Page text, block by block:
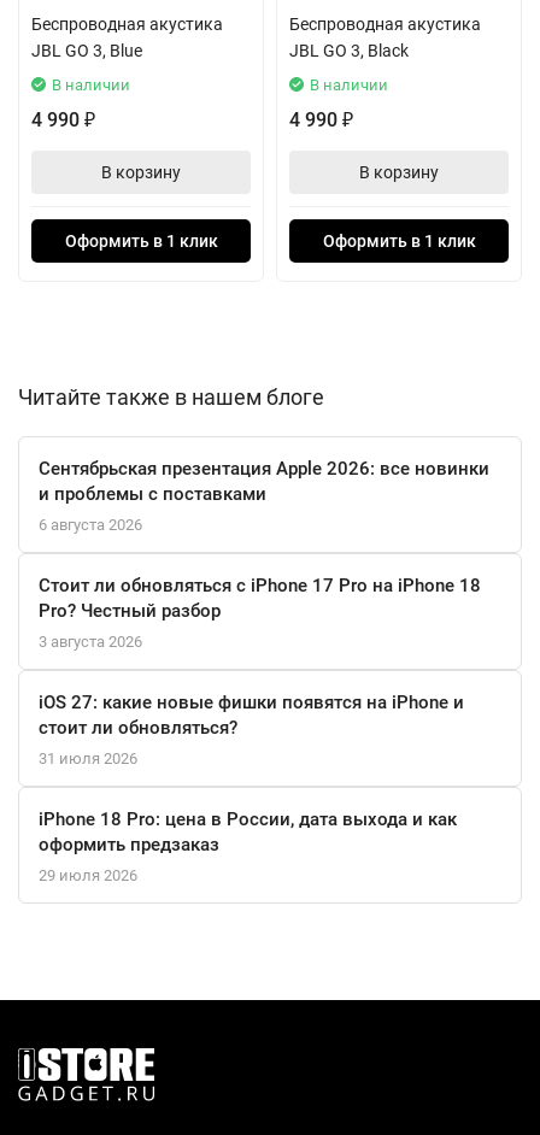
(до 30 минут) погружения в пресную воду на глубину до 1
метра.
Встроенный полуторадюймовый монофонический динамик
громче встроенных динамиков мобильных устройств. Кроме
Максимальное время воспроизведения музыки от
встроенного аккумулятора составляет 5 часов, в зависимости
Беспроводная акустика
JBL GO 3, Blue
В наличии
4 990 ₽
В корзину
Оформить в 1 клик
Беспроводная акустика
JBL GO 3, Black
В наличии
4 990 ₽
В корзину
Оформить в 1 клик
Читайте также в нашем блоге
Сентябрьская презентация Apple 2026: все новинки
и проблемы с поставками
6 августа 2026
Стоит ли обновляться с iPhone 17 Pro на iPhone 18
Pro? Честный разбор
3 августа 2026
iOS 27: какие новые фишки появятся на iPhone и
стоит ли обновляться?
31 июля 2026
iPhone 18 Pro: цена в России, дата выхода и как
оформить предзаказ
29 июля 2026